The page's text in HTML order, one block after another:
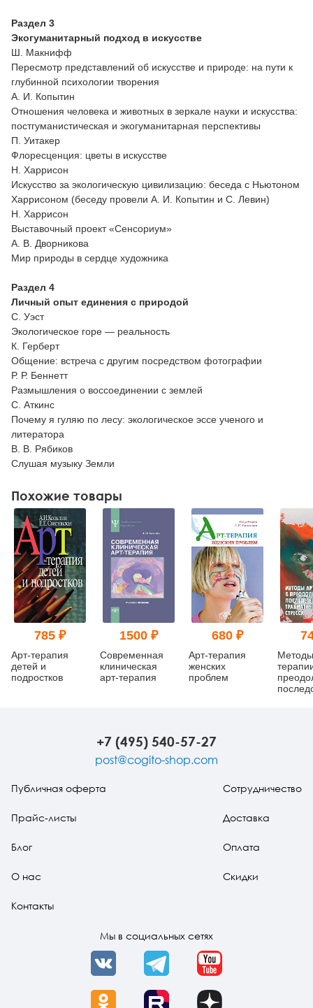
Раздел 3
Экогуманитарный подход в искусстве
Ш. Макнифф
Пересмотр представлений об искусстве и природе: на пути к
глубинной психологии творения
А. И. Копытин
Отношения человека и животных в зеркале науки и искусства:
постгуманистическая и экогуманитарная перспективы
П. Уитакер
Флоресценция: цветы в искусстве
Н. Харрисон
Искусство за экологическую цивилизацию: беседа с Ньютоном
Харрисоном (беседу провели А. И. Копытин и С. Левин)
Н. Харрисон
Выставочный проект «Сенсориум»
А. В. Дворникова
Мир природы в сердце художника
Раздел 4
Личный опыт единения с природой
С. Уэст
Экологическое горе — реальность
К. Герберт
Общение: встреча с другим посредством фотографии
Р. Р. Беннетт
Размышления о воссоединении с землей
С. Аткинс
Почему я гуляю по лесу: экологическое эссе ученого и
литератора
В. В. Рябиков
Слушая музыку Земли
Похожие товары
785 ₽
Арт-терапия
детей и
подростков
1500 ₽
Современная
клиническая
арт-терапия
680 ₽
Арт-терапия
женских
проблем
+7 (495) 540-57-27
post@cogito-shop.com
Публичная оферта
Прайс-листы
Блог
О нас
Контакты
Сотрудничество
Доставка
Оплата
Скидки
Мы в социальных сетях
VK Telegram YouTube